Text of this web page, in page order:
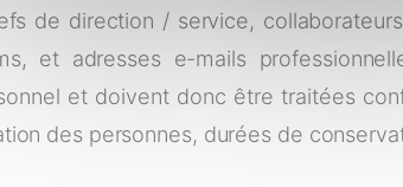
de direction / service,
et adresses e-mails
et doivent donc être traitées
des personnes, durées de